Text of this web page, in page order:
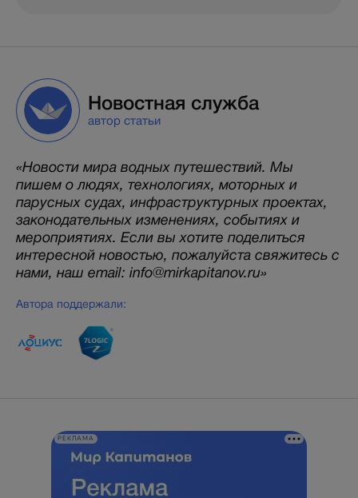
Новостная служба
автор статьи
«Новости мира водных путешествий. Мы
пишем о людях, технологиях, моторных и
парусных судах, инфраструктурных проектах,
законодательных изменениях, событиях и
мероприятиях. Если вы хотите поделиться
интересной новостью, пожалуйста свяжитесь с
нами, наш email: info@mirkapitanov.ru»
Автора поддержали:
РЕКЛАМА